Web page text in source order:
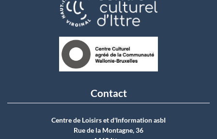
Contact
Centre de Loisirs et d'Information asbI
Rue de la Montagne, 36